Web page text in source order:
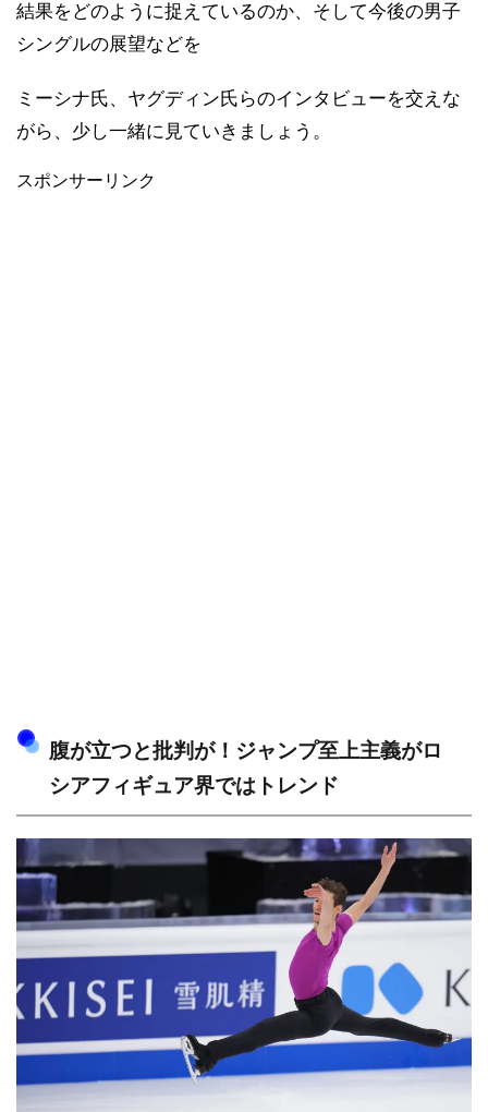
結果をどのように捉えているのか、そして今後の男子
シングルの展望などを
ミーシナ氏、ヤグディン氏らのインタビューを交えな
がら、少し一緒に見ていきましょう。
スポンサーリンク
腹が立つと批判が！ジャンプ至上主義がロ
シアフィギュア界ではトレンド